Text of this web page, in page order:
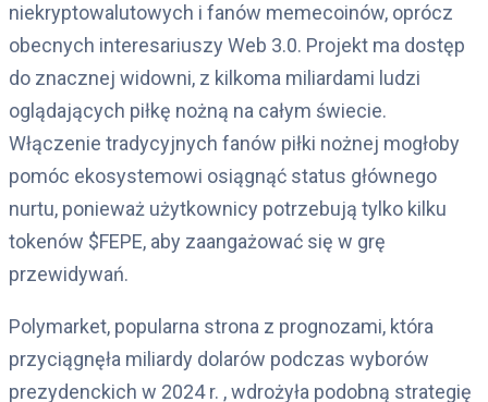
niekryptowalutowych i fanów memecoinów, oprócz
obecnych interesariuszy Web 3.0. Projekt ma dostęp
do znacznej widowni, z kilkoma miliardami ludzi
oglądających piłkę nożną na całym świecie.
Włączenie tradycyjnych fanów piłki nożnej mogłoby
pomóc ekosystemowi osiągnąć status głównego
nurtu, ponieważ użytkownicy potrzebują tylko kilku
tokenów $FEPE, aby zaangażować się w grę
przewidywań.
Polymarket, popularna strona z prognozami, która
przyciągnęła miliardy dolarów podczas wyborów
prezydenckich w 2024 r. , wdrożyła podobną strategię